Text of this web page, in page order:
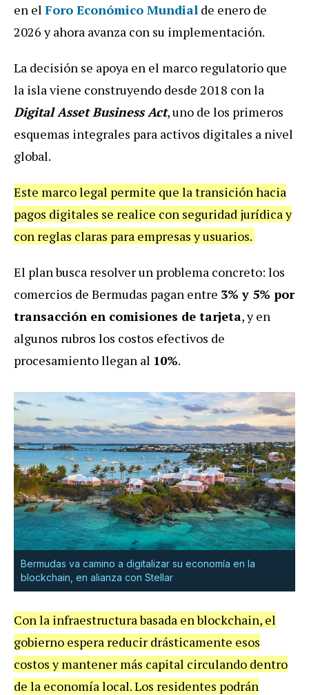
en el Foro Económico Mundial de enero de
2026 y ahora avanza con su implementación.
La decisión se apoya en el marco regulatorio que
la isla viene construyendo desde 2018 con la
Digital Asset Business Act, uno de los primeros
esquemas integrales para activos digitales a nivel
global.
Este marco legal permite que la transición hacia
pagos digitales se realice con seguridad jurídica y
con reglas claras para empresas y usuarios.
El plan busca resolver un problema concreto: los
comercios de Bermudas pagan entre 3% y 5% por
transacción en comisiones de tarjeta, y en
algunos rubros los costos efectivos de
procesamiento llegan al 10%.
Bermudas va camino a digitalizar su economía en la
blockchain, en alianza con Stellar
Con la infraestructura basada en blockchain, el
gobierno espera reducir drásticamente esos
costos y mantener más capital circulando dentro
de la economía local. Los residentes podrán